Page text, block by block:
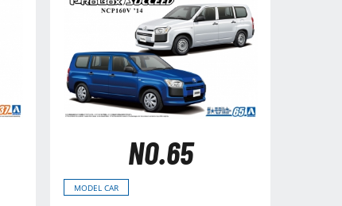
NO.65
MODEL CAR